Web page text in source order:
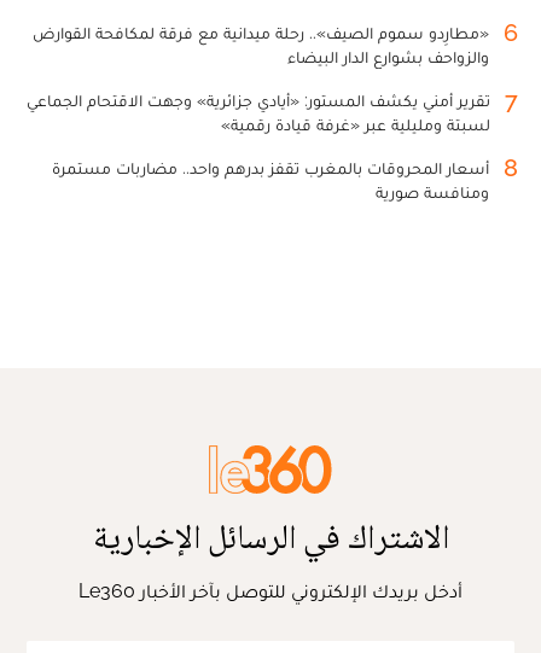
6
«مطارِدو سموم الصيف».. رحلة ميدانية مع فرقة لمكافحة القوارض
والزواحف بشوارع الدار البيضاء
7
تقرير أمني يكشف المستور: «أيادي جزائرية» وجهت الاقتحام الجماعي
لسبتة ومليلية عبر «غرفة قيادة رقمية»
8
أسعار المحروقات بالمغرب تقفز بدرهم واحد.. مضاربات مستمرة
ومنافسة صورية
الاشتراك في الرسائل الإخبارية
أدخل بريدك الإلكتروني للتوصل بآخر الأخبار Le360